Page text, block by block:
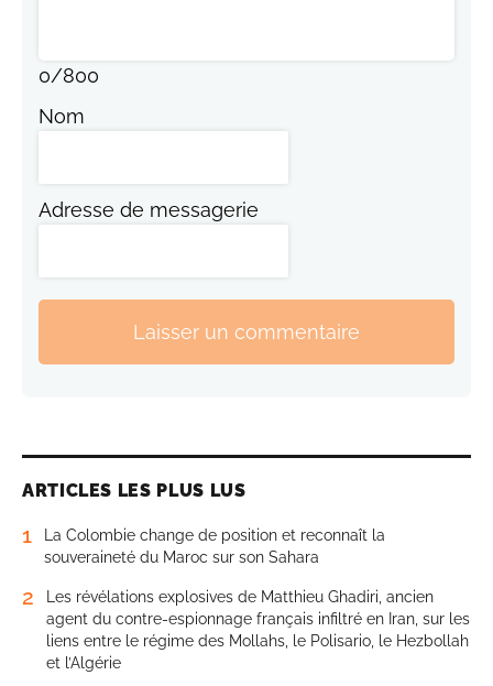
0/800
Nom
Adresse de messagerie
Laisser un commentaire
ARTICLES LES PLUS LUS
1
La Colombie change de position et reconnaît la
souveraineté du Maroc sur son Sahara
2
Les révélations explosives de Matthieu Ghadiri, ancien
agent du contre-espionnage français infiltré en Iran, sur les
liens entre le régime des Mollahs, le Polisario, le Hezbollah
et l’Algérie